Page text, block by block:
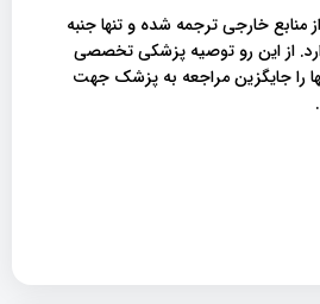
خارجی ترجمه شده و تنها جنبه
از این رو توصیه پزشکی تخصصی
را جایگزین مراجعه به پزشک جهت